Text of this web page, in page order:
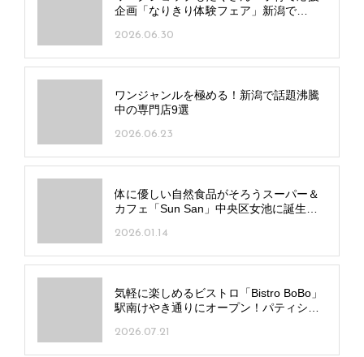
企画「なりきり体験フェア」新潟で
2026.06.30
ワンジャンルを極める！新潟で話題沸騰
中の専門店9選
2026.06.23
体に優しい自然食品がそろうスーパー＆
カフェ「Sun San」中央区女池に誕生！
2026.01.14
気軽に楽しめるビストロ「Bistro BoBo」
駅南けやき通りにオープン！パティシエ
2026.07.21